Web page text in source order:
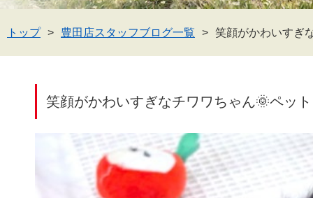
トップ 豊田店スタッフブログ一覧 笑顔がかわいすぎ
笑顔がかわいすぎなチワワちゃん🌞ペッ